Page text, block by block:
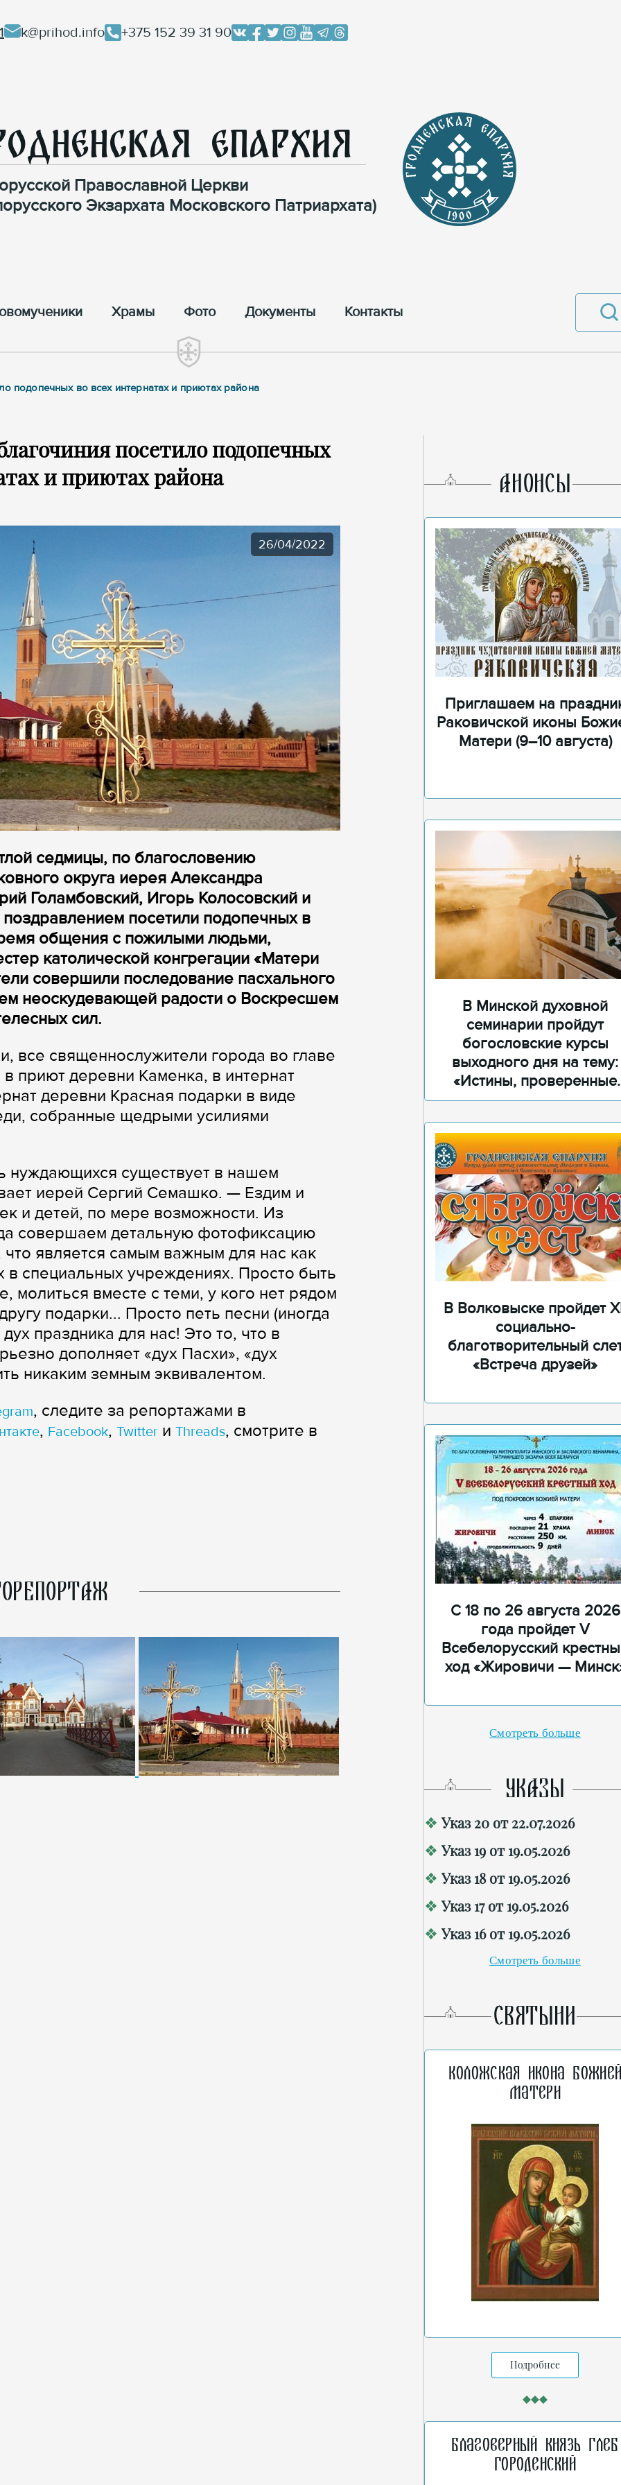
k@prihod.info +375 152 39 31 90
Епархия
Православной Церкви
Экзархата Московского Патриархата)
Храмы Фото Документы Контакты
подопечных во всех интернатах и приютах района
посетило подопечных
и приютах района
26/04/2022
седмицы, по благословению
округа иерея Александра
Голамбовский, Игорь Колосовский и
посетили подопечных в
общения с пожилыми людьми,
католической конгрегации «Матери
совершили последование пасхального
неоскудевающей радости о Воскресшем
сил.
все священнослужители города во главе
приют деревни Каменка, в интернат
деревни Красная подарки в виде
собранные щедрыми усилиями
нуждающихся существует в нашем
иерей Сергий Семашко. — Ездим и
и детей, по мере возможности. Из
совершаем детальную фотофиксацию
является самым важным для нас как
специальных учреждениях. Просто быть
молиться вместе с теми, у кого нет рядом
подарки... Просто петь песни (иногда
праздника для нас! Это то, что в
дополняет «дух Пасхи», «дух
никаким земным эквивалентом.
, следите за репортажами в
, Facebook, Twitter и Threads, смотрите в
AНОНСЫ
Приглашаем на
Раковичской иконы
Матери (9–10 августа)
В Минской духовной
семинарии пройдут
богословские курсы
выходного дня на тему:
«Истины, проверенные
временем»
В Волковыске пройдет
социально-
благотворительный
«Встреча друзей»
С 18 по 26 августа 2026
года пройдет V
Всебелорусский
ход «Жировичи —
Смотреть больше
УКАЗЫ
Указ 20 от 22.07.2026
Указ 19 от 19.05.2026
Указ 18 от 19.05.2026
Указ 17 от 19.05.2026
Указ 16 от 19.05.2026
Смотреть больше
СВЯТЫНИ
Коложская икона
Матери
Подробнее
Благоверный князь Глеб
Городенский